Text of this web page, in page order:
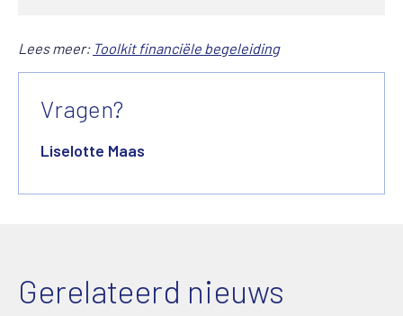
Lees meer: Toolkit financiële begeleiding
Vragen?
Liselotte Maas
Gerelateerd nieuws